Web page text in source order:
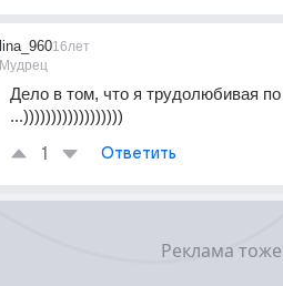
lina_960
Мудрец
16лет
Дело в том, что я трудолюбивая
...))))))))))))))))))
1 Ответить